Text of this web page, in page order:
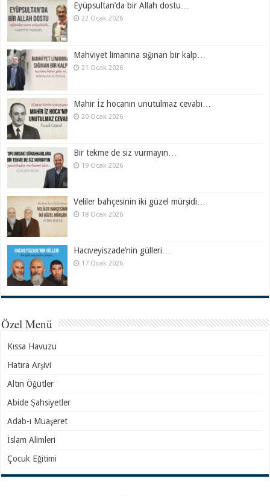
Eyüpsultan’da bir Allah dostu…
22 Ocak 2026
Mahviyet limanına sığınan bir kalp…
21 Ocak 2026
Mahir İz hocanın unutulmaz cevabı…
20 Ocak 2026
Bir tekme de siz vurmayın…
19 Ocak 2026
Veliler bahçesinin iki güzel mürşidi…
18 Ocak 2026
Hacıveyiszade’nin gülleri…
17 Ocak 2026
Özel Menü
Kıssa Havuzu
Hatıra Arşivi
Altın Öğütler
Abide Şahsiyetler
Adab-ı Muaşeret
İslam Alimleri
Çocuk Eğitimi